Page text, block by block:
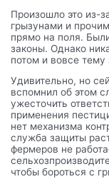
Произошло это из-
грызунами и
прямо на поля.
законы. Однако
потом и вовсе тему
Удивительно, но
вспомнил об этом
ужесточить
применения
нет механизма
служба защиты
фермеров не
чтобы бороться с